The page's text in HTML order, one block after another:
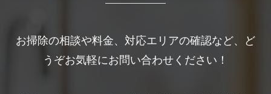
お掃除の相談や料金、対応エリアの確認など、ど
うぞお気軽にお問い合わせください！